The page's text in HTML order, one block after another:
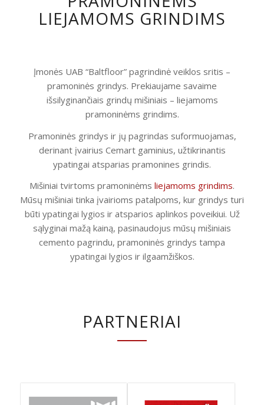
LIEJAMOMS GRINDIMS
Įmonės UAB “Baltfloor” pagrindinė veiklos sritis –
pramoninės grindys. Prekiaujame savaime
išsilyginančiais grindų mišiniais – liejamoms
pramoninėms grindims.
Pramoninės grindys ir jų pagrindas suformuojamas,
derinant įvairius Cemart gaminius, užtikrinantis
ypatingai atsparias pramonines grindis.
Mišiniai tvirtoms pramoninėms liejamoms grindims.
Mūsų mišiniai tinka įvairioms patalpoms, kur grindys turi
būti ypatingai lygios ir atsparios aplinkos poveikiui. Už
sąlyginai mažą kainą, pasinaudojus mūsų mišiniais
cemento pagrindu, pramoninės grindys tampa
ypatingai lygios ir ilgaamžiškos.
PARTNERIAI